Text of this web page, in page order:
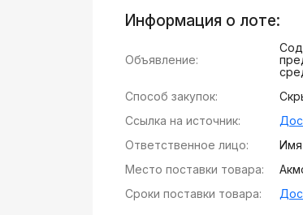
Информация о лоте:
Объявление:
Способ закупок:
Ссылка на источник:
Ответственное лицо:
Имя
Место поставки товара:
Сроки поставки товара: